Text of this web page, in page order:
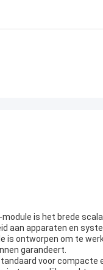
module is het brede
aan apparaten en
is ontworpen om te
garandeert.
voor